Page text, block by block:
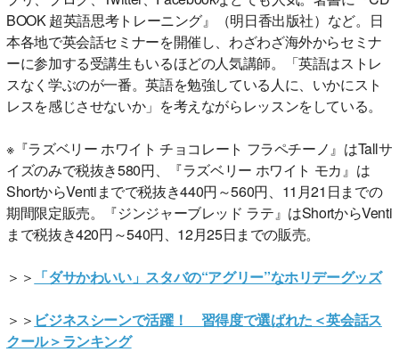
BOOK 超英語思考トレーニング』（明日香出版社）など。日
本各地で英会話セミナーを開催し、わざわざ海外からセミナ
ーに参加する受講生もいるほどの人気講師。「英語はストレ
スなく学ぶのが一番。英語を勉強している人に、いかにスト
レスを感じさせないか」を考えながらレッスンをしている。
※『ラズベリー ホワイト チョコレート フラペチーノ』はTallサ
イズのみで税抜き580円、『ラズベリー ホワイト モカ』は
ShortからVentiまでで税抜き440円～560円、11月21日までの
期間限定販売。『ジンジャーブレッド ラテ』はShortからVenti
まで税抜き420円～540円、12月25日までの販売。
＞＞ 「ダサかわいい」スタバの“アグリー”なホリデーグッズ
＞＞ ビジネスシーンで活躍！ 習得度で選ばれた＜英会話ス
クール＞ランキング